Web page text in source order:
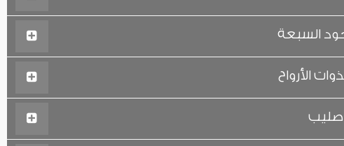
السبعة
الأرواح
صليب